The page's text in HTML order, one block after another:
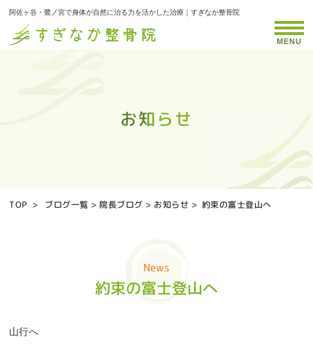
阿佐ヶ谷・鷺ノ宮で身体が自然に治る力を活かした治療｜すぎなか整骨院
お知らせ
お知らせ
お知らせ
お知らせ
お知らせ
お知らせ
お知らせ
お知らせ
お知らせ
お知らせ
お知らせ
お知らせ
お知らせ
お知らせ
お知らせ
お知らせ
お知らせ
お知らせ
お知らせ
お知らせ
お知らせ
お知らせ
お知らせ
お知らせ
お知らせ
お知らせ
お知らせ
お知らせ
お知らせ
お知らせ
お知らせ
お知らせ
お知らせ
お知らせ
お知らせ
MENU
TOP > ブログ一覧 >院長ブログ > お知らせ > 約束の富士登山へ
News
約束の富士登山へ
山行へ